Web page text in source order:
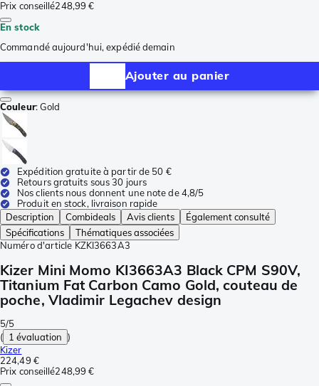
Prix conseillé248,99 €
En stock
Commandé aujourd'hui, expédié demain
Ajouter au panier
Couleur:Gold
Expédition gratuite à partir de 50 €
Retours gratuits sous 30 jours
Nos clients nous donnent une note de 4,8/5
Produit en stock, livraison rapide
Description
Combideals Avis clients
Également consulté
Spécifications
Thématiques associées
Numéro d'article KZKI3663A3
Kizer Mini Momo KI3663A3 Black CPM S90V,
Titanium Fat Carbon Camo Gold, couteau de
poche, Vladimir Legachev design
5/5
( 1 évaluation )
Kizer
224,49 €
Prix conseillé248,99 €